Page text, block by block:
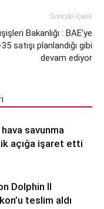
Sonraki İçerik
Bakanlığı : BAE’ye
satışı planlandığı gibi
devam ediyor
savunma
açığa işaret etti
Dolphin II
teslim aldı